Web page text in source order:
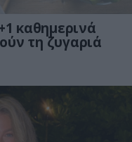
καθημερινά
τη ζυγαριά